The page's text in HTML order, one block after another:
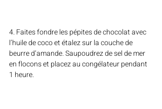
4. Faites fondre les pépites de chocolat avec
l’huile de coco et étalez sur la couche de
beurre d’amande. Saupoudrez de sel de mer
en flocons et placez au congélateur pendant
1 heure.